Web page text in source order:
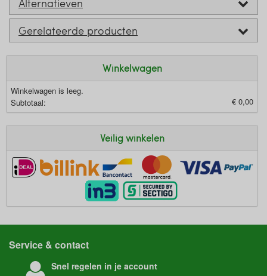
Gerelateerde producten
Winkelwagen
Winkelwagen is leeg.
Subtotaal:
€ 0,00
Veilig winkelen
Service & contact
Snel regelen in je account